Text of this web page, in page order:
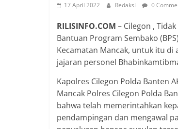
17 April 2022 Redaksi 0
RILISINFO.COM – Cilegon ,
Bantuan Program Sembako
Kecamatan Mancak, untuk itu
jajaran personel
Kapolres Cilegon Polda Banten
Mancak Polres Cilegon Polda
bahwa telah memerintahkan
pendampingan dan mengawal